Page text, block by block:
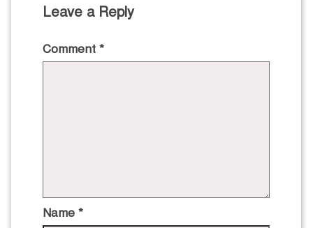
Leave a Reply
Comment *
Name *